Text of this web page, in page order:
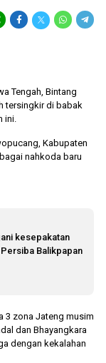
Tengah, Bintang
tersingkir di babak
ini.
Kabupaten
nahkoda baru
kesepakatan
Balikpapan
3 zona Jateng musim
dan Bhayangkara
dengan kekalahan
10 bulan lalu
Keputusan
Capres-